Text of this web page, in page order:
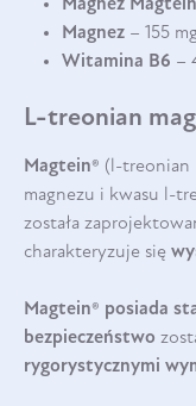
Magnez
Magnez – 155
Witamina B6 –
L-treonian
Magtein® (l-treonian
magnezu i kwasu l-
została
charakteryzuje się
Magtein® posiada
bezpieczeństwo
rygorystycznymi